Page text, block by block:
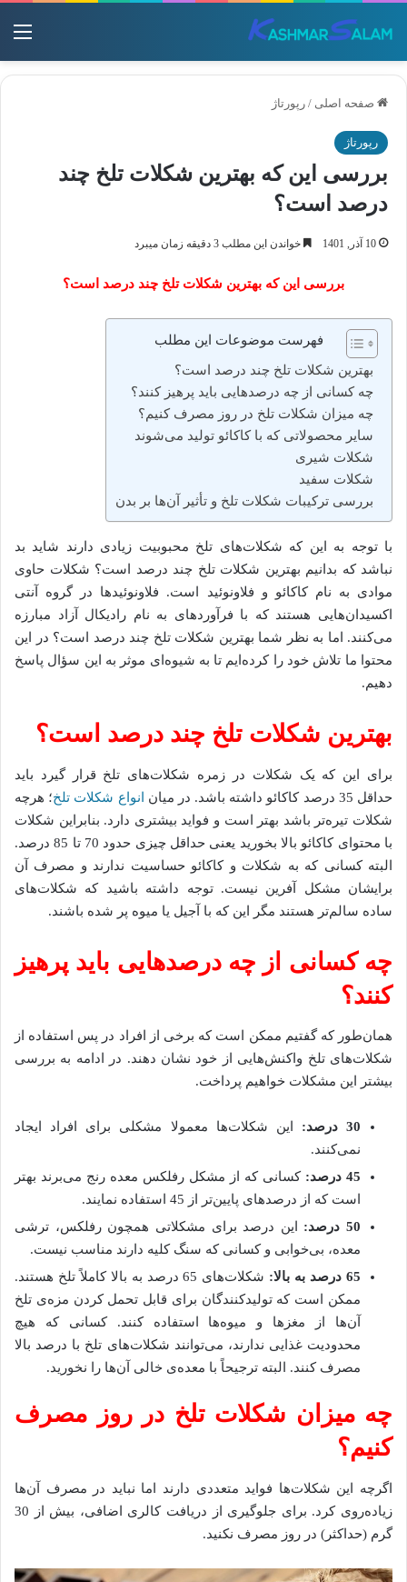
صفحه اصلی / رپورتاژ
رپورتاژ
بررسی این که بهترین شکلات تلخ چند
درصد است؟
10 آذر, 1401 خواندن این مطلب 3 دقیقه زمان میبرد
بررسی این که بهترین شکلات تلخ چند درصد است؟
فهرست موضوعات این مطلب
بهترین شکلات تلخ چند درصد است؟
چه کسانی از چه درصدهایی باید پرهیز کنند؟
چه میزان شکلات تلخ در روز مصرف کنیم؟
سایر محصولاتی که با کاکائو تولید می‌شوند
شکلات شیری
شکلات سفید
بررسی ترکیبات شکلات تلخ و تأثیر آن‌ها بر بدن
با توجه به این که شکلات‌های تلخ محبوبیت زیادی دارند شاید بد
نباشد که بدانیم بهترین شکلات تلخ چند درصد است؟ شکلات حاوی
موادی به نام کاکائو و فلاونوئید است. فلاونوئیدها در گروه آنتی
اکسیدان‌هایی هستند که با فرآورده­ای به نام رادیکال آزاد مبارزه
می‌کنند. اما به نظر شما بهترین شکلات تلخ چند درصد است؟ در این
محتوا ما تلاش خود را کرده‌ایم تا به شیوه‌ای موثر به این سؤال پاسخ
دهیم.
بهترین شکلات تلخ چند درصد است؟
برای این که یک شکلات در زمره شکلات‌های تلخ قرار گیرد باید
حداقل 35 درصد کاکائو داشته باشد. در میان
انواع شکلات تلخ؛ هرچه
شکلات تیره‌تر باشد بهتر است و فواید بیشتری دارد. بنابراین شکلات
با محتوای کاکائو بالا بخورید یعنی حداقل چیزی حدود 70 تا 85 درصد.
البته کسانی که به شکلات و کاکائو حساسیت ندارند و مصرف آن
برایشان مشکل آفرین نیست. توجه داشته باشید که شکلات‌های
ساده سالم‌تر هستند مگر این که با آجیل یا میوه پر شده باشند.
چه کسانی از چه درصدهایی باید پرهیز
کنند؟
همان‌طور که گفتیم ممکن است که برخی از افراد در پس استفاده از
شکلات‌های تلخ واکنش‌هایی از خود نشان دهند. در ادامه به بررسی
بیشتر این مشکلات خواهیم پرداخت.
30 درصد:
این شکلات‌ها معمولا مشکلی برای افراد ایجاد
نمی‌کنند.
45 درصد:
کسانی که از مشکل رفلکس معده رنج می‌برند بهتر
است که از درصدهای پایین‌تر از 45 استفاده نمایند.
50 درصد:
این درصد برای مشکلاتی همچون رفلکس، ترشی
معده، بی‌خوابی و کسانی که سنگ کلیه دارند مناسب نیست.
65 درصد به بالا:
شکلات‌های 65 درصد به بالا کاملاً تلخ هستند.
ممکن است که تولیدکنندگان برای قابل تحمل کردن مزه‌ی تلخ
آن‌ها از مغزها و میوه‌ها استفاده کنند. کسانی که هیچ
محدودیت غذایی ندارند، می‌توانند شکلات‌های تلخ با درصد بالا
مصرف کنند. البته ترجیحاً با معده‌ی خالی آن‌ها را نخورید.
چه میزان شکلات تلخ در روز مصرف
کنیم؟
اگرچه این شکلات‌ها فواید متعددی دارند اما نباید در مصرف آن‌ها
زیاده‌روی کرد. برای جلوگیری از دریافت کالری اضافی، بیش از 30
گرم (حداکثر) در روز مصرف نکنید.